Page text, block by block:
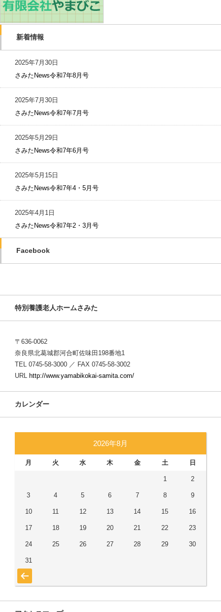
新着情報
2025年7月30日
さみたNews令和7年8月号
2025年7月30日
さみたNews令和7年7月号
2025年5月29日
さみたNews令和7年6月号
2025年5月15日
さみたNews令和7年4・5月号
2025年4月1日
さみたNews令和7年2・3月号
Facebook
特別養護老人ホームさみた
〒636-0062
奈良県北葛城郡河合町佐味田198番地1
TEL 0745-58-3000 ／ FAX 0745-58-3002
URL http://www.yamabikokai-samita.com/
カレンダー
2026年8月
月 火 水 木 金 土 日
1 2
3 4 5 6 7 8 9
10 11 12 13 14 15 16
17 18 19 20 21 22 23
24 25 26 27 28 29 30
31
« 7月